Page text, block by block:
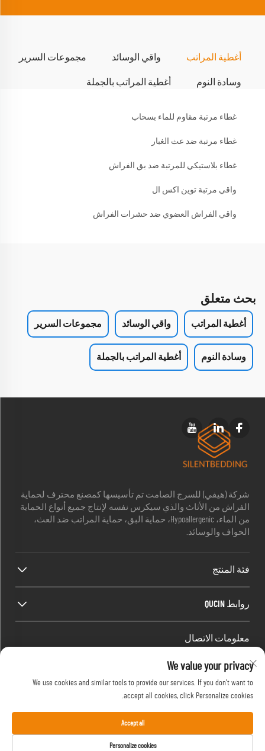
أغطية المراتب واقي الوسائد مجموعات السرير
وسادة النوم أغطية المراتب بالجملة
غطاء مرتبة مقاوم للماء بسحاب
غطاء مرتبة ضد عث الغبار
غطاء بلاستيكي للمرتبة ضد بق الفراش
واقي مرتبة توين اكس ال
واقي الفراش العضوي ضد حشرات الفراش
بحث متعلق
أغطية المراتب واقي الوسائد مجموعات السرير
وسادة النوم أغطية المراتب بالجملة
شركة (هيفي) للسرج الصامت تم تأسيسها كمصنع محترف لحماية
الفراش من الأثاث والذي سيكرس نفسه لإنتاج جميع أنواع الحماية
من الماء، Hypoallergenic، حماية البق، حماية المراتب ضد العث،
الحواف والوسائد.
فئة المنتج
روابط QUCIN
معلومات الاتصال
الغرب، Gaoxin District، هيفي، أنوهاي، الصين
البريد الإلكتروني:[email protected]
هاتف: 13917680554
حقوق النشر © 2024 بواسطة شركة هيفي سايلنت بيدنج
المحدودة.سياسة الخصوصية
We value your privacy
We use cookies and similar tools to provide our services. If you don't want to
accept all cookies, click Personalize cookies.
Personalize cookies
Accept all